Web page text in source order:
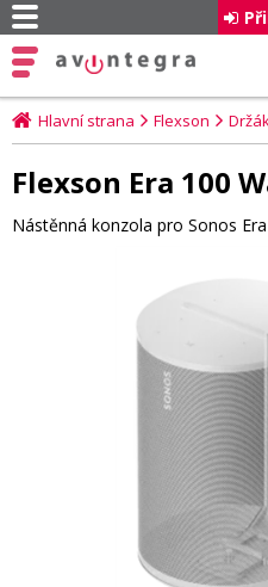
Hlavní strana Flexson
Flexson Era 100
Nástěnná konzola pro Sonos